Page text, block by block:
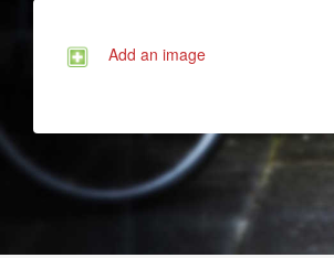
Add an image